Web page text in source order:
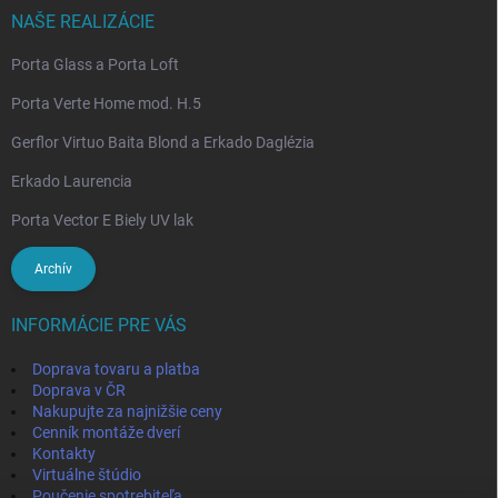
NAŠE REALIZÁCIE
Porta Glass a Porta Loft
Porta Verte Home mod. H.5
Gerflor Virtuo Baita Blond a Erkado Daglézia
Erkado Laurencia
Porta Vector E Biely UV lak
Archív
INFORMÁCIE PRE VÁS
Doprava tovaru a platba
Doprava v ČR
Nakupujte za najnižšie ceny
Cenník montáže dverí
Kontakty
Virtuálne štúdio